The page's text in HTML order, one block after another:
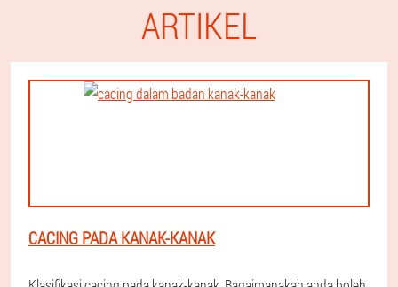
ARTIKEL
CACING PADA KANAK-KANAK